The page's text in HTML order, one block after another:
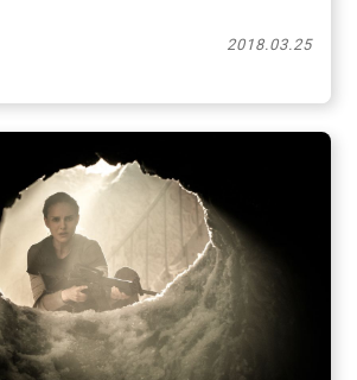
2018.03.25
關閉